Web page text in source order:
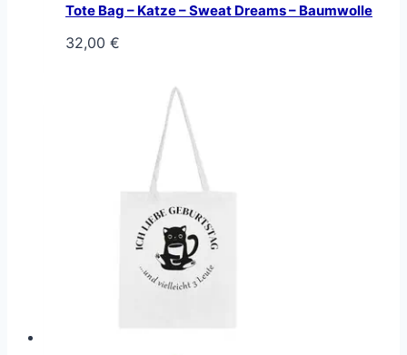
Tote Bag – Katze – Sweat Dreams – Baumwolle
32,00 €